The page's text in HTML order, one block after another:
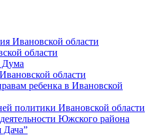
Ивановской области
области
Дума
области
ребенка в Ивановской
политики Ивановской области
Южского района
Дача”